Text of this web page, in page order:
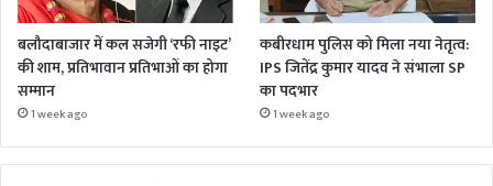
बलौदाबाजार में कल सजेगी ‘रफी नाइट’
की शाम, प्रतिभावान प्रतिभाओं का होगा
सम्मान
1 week ago
कबीरधाम पुलिस को मिला नया नेतृत्व:
IPS जितेंद्र कुमार यादव ने संभाला SP
का पदभार
1 week ago